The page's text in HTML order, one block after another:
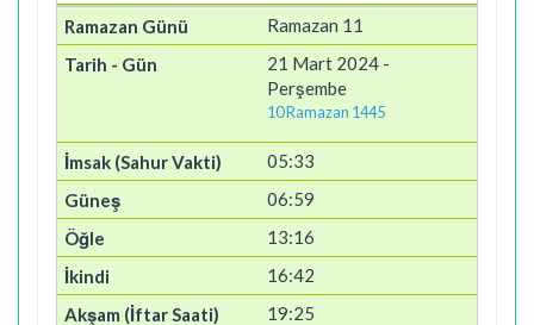
Ramazan 11
21 Mart 2024 -
Perşembe
10 Ramazan 1445
05:33
06:59
13:16
16:42
19:25